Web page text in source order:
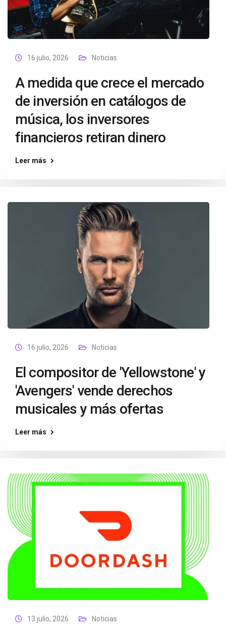
16 julio, 2026 Noticias
A medida que crece el mercado
de inversión en catálogos de
música, los inversores
financieros retiran dinero
Leer más
16 julio, 2026 Noticias
El compositor de 'Yellowstone' y
'Avengers' vende derechos
musicales y más ofertas
Leer más
13 julio, 2026 Noticias